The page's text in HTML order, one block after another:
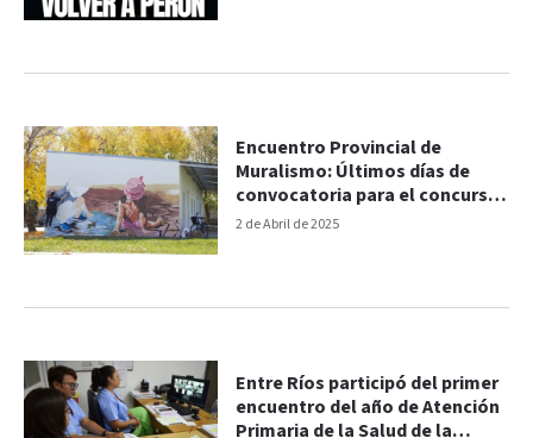
2 de Abril de 2025
Encuentro Provincial de
Muralismo: Últimos días de
convocatoria para el concurso
de bocetos
Entre Ríos participó del primer
encuentro del año de Atención
Primaria de la Salud de la